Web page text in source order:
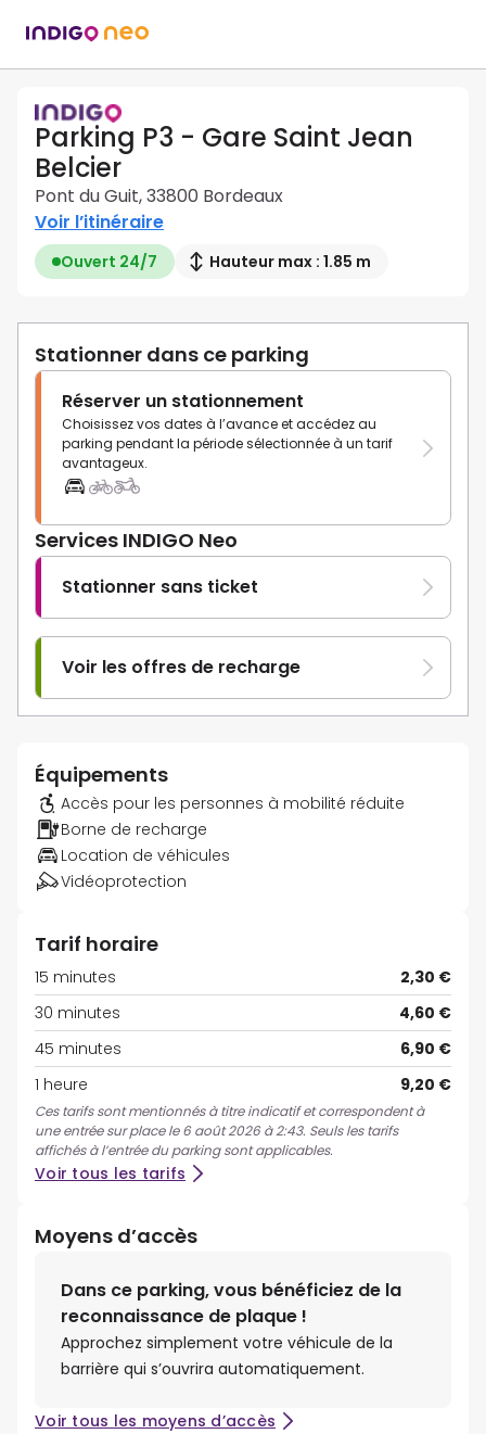
Parking P3 - Gare Saint Jean
Belcier
Pont du Guit, 33800 Bordeaux
Voir l’itinéraire
Ouvert 24/7 Hauteur max : 1.85 m
Stationner dans ce parking
Réserver un stationnement
Choisissez vos dates à l’avance et accédez au
parking pendant la période sélectionnée à un tarif
avantageux.
Services INDIGO Neo
Stationner sans ticket
Voir les offres de recharge
Équipements
Accès pour les personnes à mobilité réduite
Borne de recharge
Location de véhicules
Vidéoprotection
Tarif horaire
15 minutes
2,30 €
30 minutes
4,60 €
45 minutes
6,90 €
1 heure
9,20 €
Ces tarifs sont mentionnés à titre indicatif et correspondent à
une entrée sur place le 6 août 2026 à 2:43. Seuls les tarifs
affichés à l’entrée du parking sont applicables.
Voir tous les tarifs
Moyens d’accès
Dans ce parking, vous bénéficiez de la
reconnaissance de plaque !
Approchez simplement votre véhicule de la
barrière qui s’ouvrira automatiquement.
Voir tous les moyens d’accès